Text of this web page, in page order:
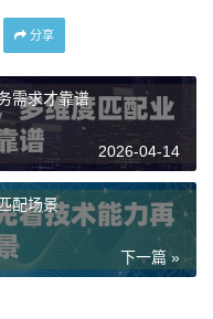
常见的问题。如果你
些IP地址很可能早已
使用，轻则限制访问
庞大的IP资源池是稳
站为了防御恶意爬取
如果你的访问频率过
分享
需求才靠谱
2026-04-14
配场景
下一篇 »